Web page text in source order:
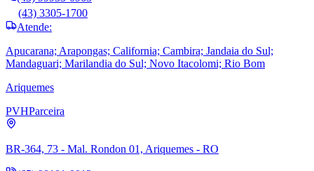
(43) 3305-1700
Atende:
Apucarana; Arapongas; California; Cambira; Jandaia do Sul;
Mandaguari; Marilandia do Sul; Novo Itacolomi; Rio Bom
Ariquemes
PVHParceira
BR-364, 73 - Mal. Rondon 01, Ariquemes - RO